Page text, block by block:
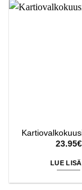
Kartiovalkokuusi
23.95€
LUE